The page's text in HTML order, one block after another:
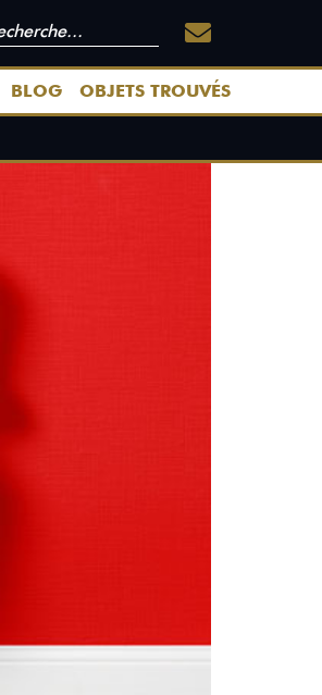
BLOG OBJETS TROUVÉS